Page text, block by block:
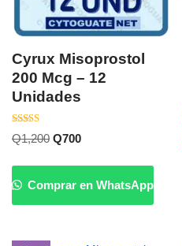
Cyrux Misoprostol
200 Mcg – 12
Unidades
Valorado
con
Q1,200 Q700
Comprar en WhatsApp